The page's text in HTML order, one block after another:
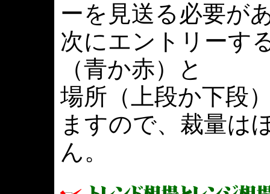
ーを見送る必要が
次にエントリーす
（青か赤）と
場所（上段か下段
ますので、裁量は
ん。